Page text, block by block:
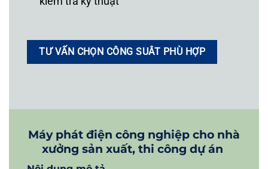
TƯ VẤN CHỌN CÔNG SUÂT PHÙ HỢP
Máy phát điện công nghiệp cho nhà
xưởng sản xuất, thi công dự án